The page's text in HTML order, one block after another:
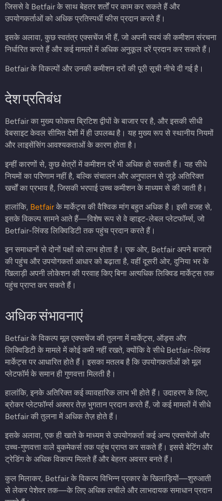
जिससे वे Betfair के साथ बेहतर शर्तों पर काम कर सकते हैं और
उपयोगकर्ताओं को अधिक प्रतिस्पर्धी फीस प्रदान करते हैं।
इसके अलावा, कुछ स्वतंत्र एक्सचेंज भी हैं, जो अपनी स्वयं की कमीशन संरचना
निर्धारित करते हैं और कई मामलों में अधिक अनुकूल दरें प्रदान कर सकते हैं।
Betfair के विकल्पों और उनकी कमीशन दरों की पूरी सूची नीचे दी गई है।
देश प्रतिबंध
Betfair का मुख्य फोकस ब्रिटिश द्वीपों के बाजार पर है, और इसकी सीधी
वेबसाइट केवल सीमित देशों में ही उपलब्ध है। यह मुख्य रूप से स्थानीय नियमों
और लाइसेंसिंग आवश्यकताओं के कारण होता है।
इन्हीं कारणों से, कुछ क्षेत्रों में कमीशन दरें भी अधिक हो सकती हैं। यह सीधे
नियमों का परिणाम नहीं है, बल्कि संचालन और अनुपालन से जुड़े अतिरिक्त
खर्चों का प्रभाव है, जिसकी भरपाई उच्च कमीशन के माध्यम से की जाती है।
हालांकि, Betfairके मार्केट्स की वैश्विक मांग बहुत अधिक है। इसी वजह से,
इसके विकल्प सामने आते हैं—विशेष रूप से वे व्हाइट-लेबल प्लेटफॉर्म्स, जो
Betfair-लिंक्ड लिक्विडिटी तक पहुंच प्रदान करते हैं।
इन समाधानों से दोनों पक्षों को लाभ होता है। एक ओर, Betfair अपने बाजारों
की पहुंच और उपयोगकर्ता आधार को बढ़ाता है, वहीं दूसरी ओर, दुनिया भर के
खिलाड़ी अपनी लोकेशन की परवाह किए बिना अत्यधिक लिक्विड मार्केट्स तक
पहुंच प्राप्त कर सकते हैं।
अधिक संभावनाएं
Betfair के विकल्प मूल एक्सचेंज की तुलना में मार्केट्स, ऑड्स और
लिक्विडिटी के मामले में कोई कमी नहीं रखते, क्योंकि वे सीधे Betfair-लिंक्ड
मार्केट्स पर आधारित होते हैं। इसका मतलब है कि उपयोगकर्ताओं को मूल
प्लेटफॉर्म के समान ही गुणवत्ता मिलती है।
हालांकि, इनके अतिरिक्त कई व्यावहारिक लाभ भी होते हैं। उदाहरण के लिए,
ब्रोकर प्लेटफॉर्म्स अक्सर तेज़ भुगतान प्रदान करते हैं, जो कई मामलों में सीधे
Betfair की तुलना में अधिक तेज़ होते हैं।
इसके अलावा, एक ही खाते के माध्यम से उपयोगकर्ता कई अन्य एक्सचेंजों और
उच्च-गुणवत्ता वाले बुकमेकर्स तक पहुंच प्राप्त कर सकते हैं। इससे बेटिंग और
ट्रेडिंग के अधिक विकल्प मिलते हैं और बेहतर अवसर बनते हैं।
कुल मिलाकर, Betfair के विकल्प विभिन्न प्रकार के खिलाड़ियों—शुरुआती
से लेकर पेशेवर तक—के लिए अधिक लचीले और लाभदायक समाधान प्रदान